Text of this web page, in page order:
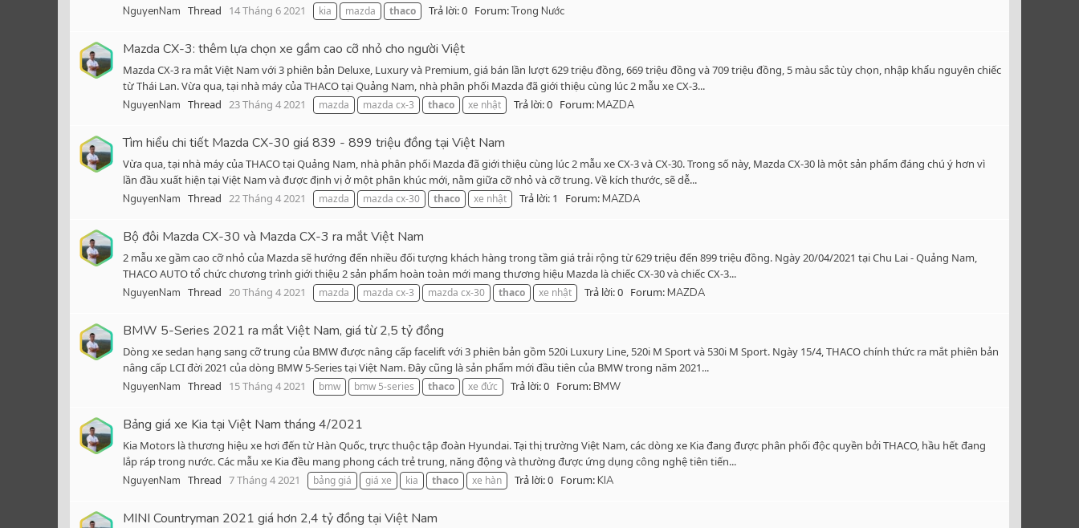
NguyenNam Thread 14 Tháng 6 2021 kia mazda thaco Trả lời: 0 Forum:Trong Nước
Mazda CX-3: thêm lựa chọn xe gầm cao cỡ nhỏ cho người Việt
Mazda CX-3 ra mắt Việt Nam với 3 phiên bản Deluxe, Luxury và Premium, giá bán lần lượt 629 triệu đồng, 669 triệu đồng và 709 triệu đồng, 5 màu sắc tùy chọn, nhập khẩu nguyên chiếc
từ Thái Lan. Vừa qua, tại nhà máy của THACO tại Quảng Nam, nhà phân phối Mazda đã giới thiệu cùng lúc 2 mẫu xe CX-3...
NguyenNam Thread 23 Tháng 4 2021 mazda mazda cx-3 thaco xe nhật Trả lời: 0 Forum:MAZDA
Tìm hiểu chi tiết Mazda CX-30 giá 839 - 899 triệu đồng tại Việt Nam
Vừa qua, tại nhà máy của THACO tại Quảng Nam, nhà phân phối Mazda đã giới thiệu cùng lúc 2 mẫu xe CX-3 và CX-30. Trong số này, Mazda CX-30 là một sản phẩm đáng chú ý hơn vì
lần đầu xuất hiện tại Việt Nam và được định vị ở một phân khúc mới, nằm giữa cỡ nhỏ và cỡ trung. Về kích thước, sẽ dễ...
NguyenNam Thread 22 Tháng 4 2021 mazda mazda cx-30 thaco xe nhật Trả lời: 1 Forum:MAZDA
Bộ đôi Mazda CX-30 và Mazda CX-3 ra mắt Việt Nam
2 mẫu xe gầm cao cỡ nhỏ của Mazda sẽ hướng đến nhiều đối tượng khách hàng trong tầm giá trải rộng từ 629 triệu đến 899 triệu đồng. Ngày 20/04/2021 tại Chu Lai - Quảng Nam,
THACO AUTO tổ chức chương trình giới thiệu 2 sản phẩm hoàn toàn mới mang thương hiệu Mazda là chiếc CX-30 và chiếc CX-3...
NguyenNam Thread 20 Tháng 4 2021 mazda mazda cx-3 mazda cx-30 thaco xe nhật Trả lời: 0 Forum:MAZDA
BMW 5-Series 2021 ra mắt Việt Nam, giá từ 2,5 tỷ đồng
Dòng xe sedan hạng sang cỡ trung của BMW được nâng cấp facelift với 3 phiên bản gồm 520i Luxury Line, 520i M Sport và 530i M Sport. Ngày 15/4, THACO chính thức ra mắt phiên bản
nâng cấp LCI đời 2021 của dòng BMW 5-Series tại Việt Nam. Đây cũng là sản phẩm mới đầu tiên của BMW trong năm 2021...
NguyenNam Thread 15 Tháng 4 2021 bmw bmw 5-series thaco xe đức Trả lời: 0 Forum:BMW
Bảng giá xe Kia tại Việt Nam tháng 4/2021
Kia Motors là thương hiệu xe hơi đến từ Hàn Quốc, trực thuộc tập đoàn Hyundai. Tại thị trường Việt Nam, các dòng xe Kia đang được phân phối độc quyền bởi THACO, hầu hết đang
lắp ráp trong nước. Các mẫu xe Kia đều mang phong cách trẻ trung, năng động và thường được ứng dụng công nghệ tiên tiến...
NguyenNam Thread 7 Tháng 4 2021 bảng giá giá xe kia thaco xe hàn Trả lời: 0 Forum:KIA
MINI Countryman 2021 giá hơn 2,4 tỷ đồng tại Việt Nam